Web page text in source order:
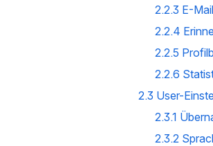
2.2.3 E-
2.2.4
2.2.5
2.2.6
2.3 User-
2.3.1
2.3.2